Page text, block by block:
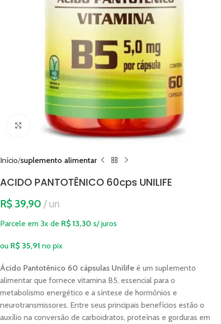
Clique para ampliar
Início suplemento alimentar
ACIDO PANTOTÊNICO 60cps UNILIFE
R$ 39,90 un
Parcele em 3x de R$ 13,30 s/ juros
ou R$ 35,91 no pix
Ácido Pantotênico 60 cápsulas Unilife é um suplemento
alimentar que fornece vitamina B5, essencial para o
metabolismo energético e a síntese de hormônios e
neurotransmissores. Entre seus principais benefícios estão o
auxílio na conversão de carboidratos, proteínas e gorduras em